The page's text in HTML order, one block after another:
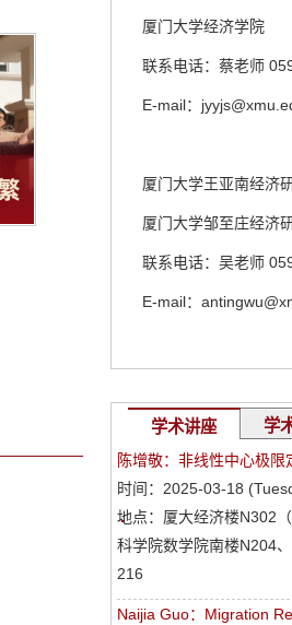
厦门大学经济学院
联系电话：蔡老师
E-mail：
厦门大学王亚南经济
厦门大学邹至庄经济
联系电话：吴老师
E-mail：
学术讲座 学
陈增敬：非线性中心极限
时间：2025-03-18
地点：厦大经济楼N302
科学院数学院南楼N204
216
Naijia Guo：Migration